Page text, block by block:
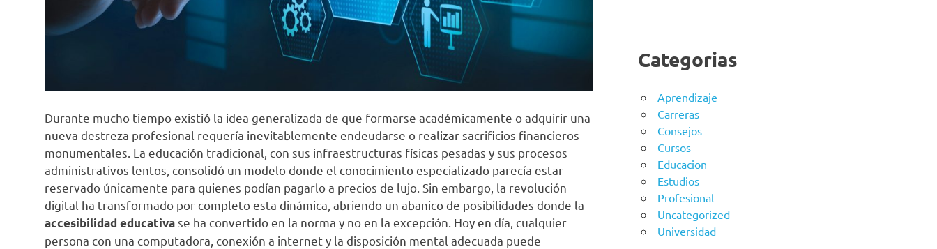
Durante mucho tiempo existió la idea generalizada de que formarse académicamente o adquirir una
nueva destreza profesional requería inevitablemente endeudarse o realizar sacrificios financieros
monumentales. La educación tradicional, con sus infraestructuras físicas pesadas y sus procesos
administrativos lentos, consolidó un modelo donde el conocimiento especializado parecía estar
reservado únicamente para quienes podían pagarlo a precios de lujo. Sin embargo, la revolución
digital ha transformado por completo esta dinámica, abriendo un abanico de posibilidades donde la
accesibilidad educativa se ha convertido en la norma y no en la excepción. Hoy en día, cualquier
persona con una computadora, conexión a internet y la disposición mental adecuada puede
Categorias
Aprendizaje
Carreras
Consejos
Cursos
Educacion
Estudios
Profesional
Uncategorized
Universidad